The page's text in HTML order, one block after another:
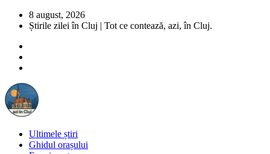
8 august, 2026
Știrile zilei în Cluj | Tot ce contează, azi, în Cluj.
Ultimele știri
Ghidul orașului